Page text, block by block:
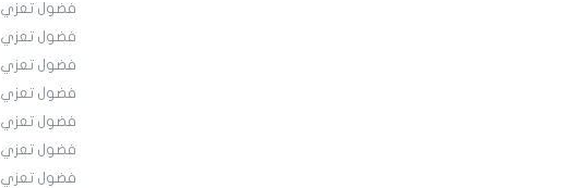
فضول تعزي
فضول تعزي
فضول تعزي
فضول تعزي
فضول تعزي
فضول تعزي
فضول تعزي